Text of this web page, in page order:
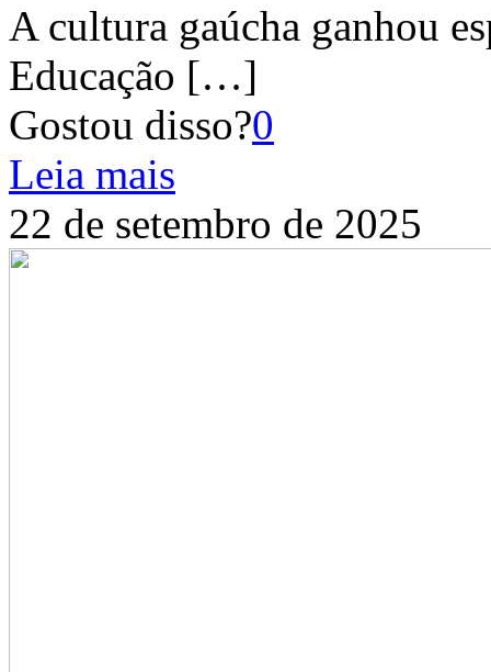
A cultura gaúcha ganhou
Educação […]
Gostou disso?0
Leia mais
22 de setembro de 2025